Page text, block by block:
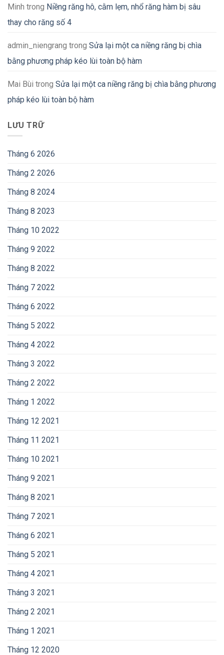
Minh trong Niềng răng hô, cằm lẹm, nhổ răng hàm bị sâu
thay cho răng số 4
admin_niengrang trong Sửa lại một ca niềng răng bị chìa
bằng phương pháp kéo lùi toàn bộ hàm
Mai Bùi trong Sửa lại một ca niềng răng bị chìa bằng phương
pháp kéo lùi toàn bộ hàm
LƯU TRỮ
Tháng 6 2026
Tháng 2 2026
Tháng 8 2024
Tháng 8 2023
Tháng 10 2022
Tháng 9 2022
Tháng 8 2022
Tháng 7 2022
Tháng 6 2022
Tháng 5 2022
Tháng 4 2022
Tháng 3 2022
Tháng 2 2022
Tháng 1 2022
Tháng 12 2021
Tháng 11 2021
Tháng 10 2021
Tháng 9 2021
Tháng 8 2021
Tháng 7 2021
Tháng 6 2021
Tháng 5 2021
Tháng 4 2021
Tháng 3 2021
Tháng 2 2021
Tháng 1 2021
Tháng 12 2020